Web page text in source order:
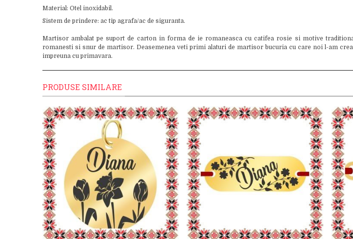
Material: Otel inoxidabil.
Sistem de prindere: ac tip agrafa/ac de siguranta.
Martisor ambalat pe suport de carton in forma de ie romaneasca cu catifea rosie si motive
romanesti si snur de martisor. Deasemenea veti primi alaturi de martisor bucuria cu care noi l-am
impreuna cu primavara.
PRODUSE SIMILARE